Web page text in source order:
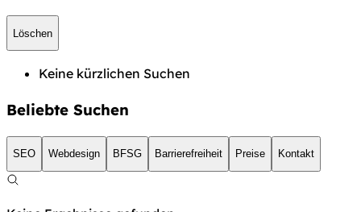
Löschen
Keine kürzlichen Suchen
Beliebte Suchen
SEO Webdesign BFSG Barrierefreiheit Preise Kontakt